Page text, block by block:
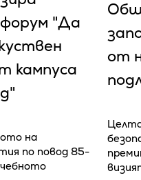
"Да
кампуса
на
по повод 85-
от